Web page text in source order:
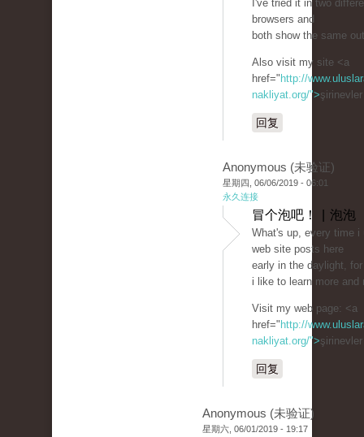
I've tried it in two
browsers and
both show the same
Also visit my site <a
href=" http://
nakliyat.org/">
回复
Anonymous (未验证)
星期四, 06/06/2019 - 06:01
永久连接
冒个泡吧！ | 泡泡
What's up, every time i
web site posts here
early in the daylight,
i like to learn more and
Visit my web page: <a
href=" http://
nakliyat.org/">
回复
Anonymous (未验证)
星期六, 06/01/2019 - 19:17